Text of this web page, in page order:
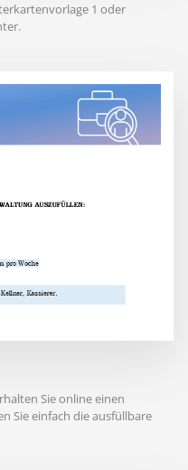
1 oder
Sie online einen
Sie einfach die ausfüllbare